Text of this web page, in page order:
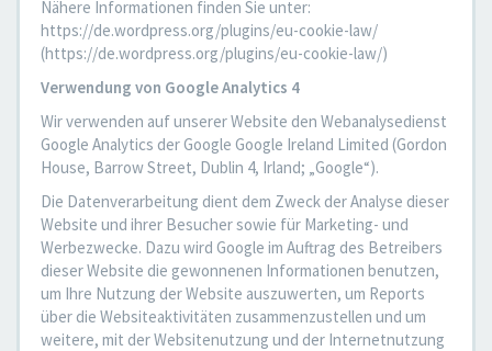
Nähere Informationen finden Sie unter:
https://de.wordpress.org/plugins/eu-cookie-law/
(https://de.wordpress.org/plugins/eu-cookie-law/)
Verwendung von Google Analytics 4
Wir verwenden auf unserer Website den Webanalysedienst
Google Analytics der Google Google Ireland Limited (Gordon
House, Barrow Street, Dublin 4, Irland; „Google“).
Die Datenverarbeitung dient dem Zweck der Analyse dieser
Website und ihrer Besucher sowie für Marketing- und
Werbezwecke. Dazu wird Google im Auftrag des Betreibers
dieser Website die gewonnenen Informationen benutzen,
um Ihre Nutzung der Website auszuwerten, um Reports
über die Websiteaktivitäten zusammenzustellen und um
weitere, mit der Websitenutzung und der Internetnutzung